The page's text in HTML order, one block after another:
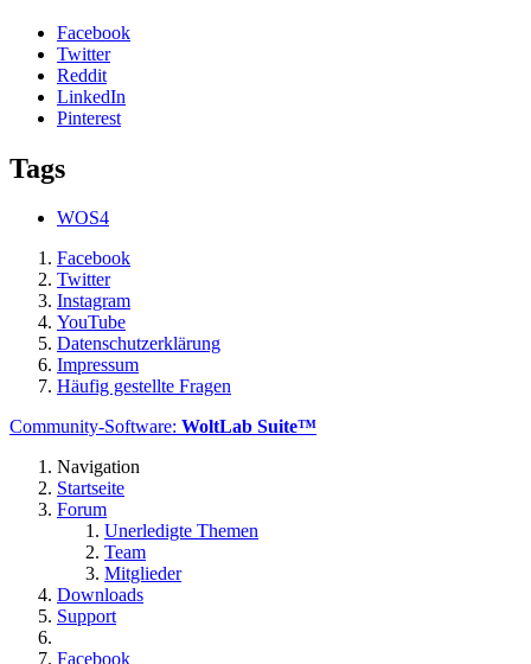
Facebook
Twitter
Reddit
LinkedIn
Pinterest
Tags
WOS4
Facebook
Twitter
Instagram
YouTube
Datenschutzerklärung
Impressum
Häufig gestellte Fragen
Community-Software: WoltLab Suite™
Navigation
Startseite
Forum
Unerledigte Themen
Team
Mitglieder
Downloads
Support
Facebook